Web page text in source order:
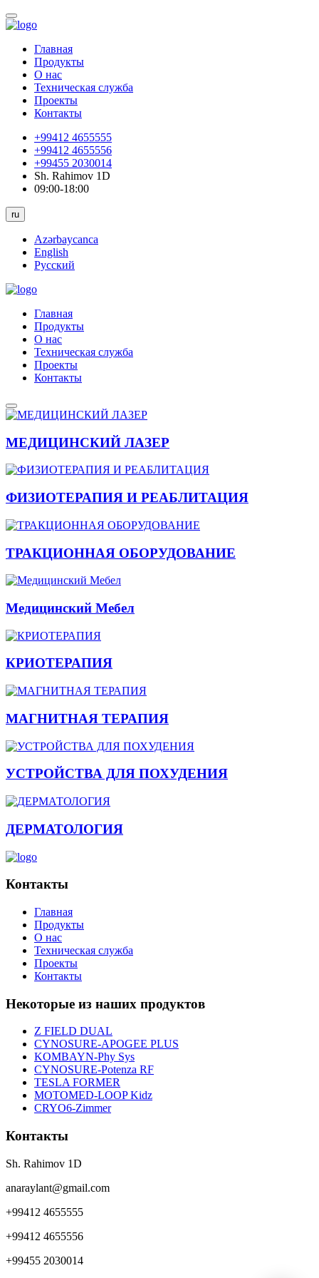
Главная
Продукты
О нас
Техническая служба
Проекты
Контакты
+99412 4655555
+99412 4655556
+99455 2030014
Sh. Rahimov 1D
09:00-18:00
ru
Azərbaycanca
English
Русский
Главная
Продукты
О нас
Техническая служба
Проекты
Контакты
МЕДИЦИНСКИЙ ЛАЗЕР
ФИЗИОТЕРАПИЯ И РЕАБЛИТАЦИЯ
ТРАКЦИОННАЯ ОБОРУДОВАНИЕ
Медицинский Мебел
КРИОТЕРАПИЯ
МАГНИТНАЯ ТЕРАПИЯ
УСТРОЙСТВА ДЛЯ ПОХУДЕНИЯ
ДЕРМАТОЛОГИЯ
Контакты
Главная
Продукты
О нас
Техническая служба
Проекты
Контакты
Некоторые из наших продуктов
Z FIELD DUAL
CYNOSURE-APOGEE PLUS
KOMBAYN-Phy Sys
CYNOSURE-Potenza RF
TESLA FORMER
MOTOMED-LOOP Kidz
CRYO6-Zimmer
Контакты
Sh. Rahimov 1D
anaraylant@gmail.com
+99412 4655555
+99412 4655556
+99455 2030014